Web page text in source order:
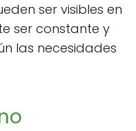
ser visibles en
ser constante y
las necesidades